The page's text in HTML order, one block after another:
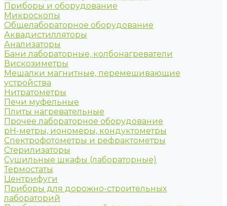
Приборы и оборудование
Микроскопы
Общелабораторное оборудование
Аквадистилляторы
Анализаторы
Бани лабораторные, колбонагреватели
Вискозиметры
Мешалки магнитные, перемешивающие
устройства
Нитратометры
Печи муфельные
Плиты нагревательные
Прочее лабораторное оборудование
рН-метры, иономеры, кондуктометры
Спектрофотометры и рефрактометры
Стерилизаторы
Сушильные шкафы (лабораторные)
Термостаты
Центрифуги
Приборы для дорожно-строительных
лабораторий